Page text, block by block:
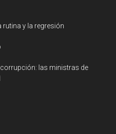
rutina y la regresión
las ministras de